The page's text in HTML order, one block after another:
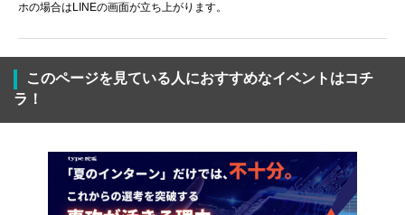
ホの場合はLINEの画面が立ち上がります。
このページを見ている人におすすめなイベントはコチ
ラ！